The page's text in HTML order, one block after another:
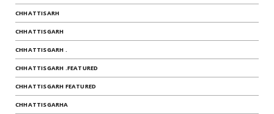
CHHATTISARH
CHHATTISGARH
CHHATTISGARH .
CHHATTISGARH .FEATURED
CHHATTISGARH FEATURED
CHHATTISGARHA